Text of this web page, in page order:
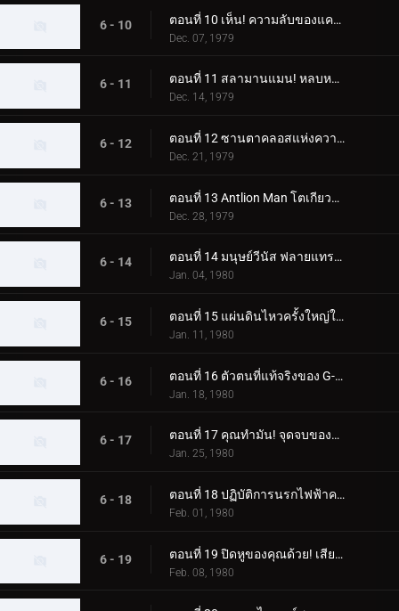
6 - 10 ตอนที่ 10 เห็น! ความลับของแครกเกอร์แมน
Dec. 07, 1979
6 - 11 ตอนที่ 11 สลามานแมน! หลบหนีจากหุบเขานรก
Dec. 14, 1979
6 - 12 ตอนที่ 12 ซานตาคลอสแห่งความมืด; อา การเปลี่ยนแปลงที่เป็นไปไม่ได้
Dec. 21, 1979
6 - 13 ตอนที่ 13 Antlion Man โตเกียวระเบิดก่อน 03.00 น
Dec. 28, 1979
6 - 14 ตอนที่ 14 มนุษย์วีนัส ฟลายแทรป มาสค์ไรเดอร์ โคลสคอล
Jan. 04, 1980
6 - 15 ตอนที่ 15 แผ่นดินไหวครั้งใหญ่ในโตเกียวของ Blue Mold Man ที่น่าสะพรึงกลัว
Jan. 11, 1980
6 - 16 ตอนที่ 16 ตัวตนที่แท้จริงของ G-Monster ของมนุษย์แมลงสาบอมตะคืออะไร
Jan. 18, 1980
6 - 17 ตอนที่ 17 คุณทำมัน! จุดจบของจี-มอนสเตอร์
Jan. 25, 1980
6 - 18 ตอนที่ 18 ปฏิบัติการนรกไฟฟ้าครั้งใหญ่ของพลเรือเอกมาจิน
Feb. 01, 1980
6 - 19 ตอนที่ 19 ปิดหูของคุณด้วย! เสียงร้องไห้สังหารของมนุษย์หมาป่า
Feb. 08, 1980